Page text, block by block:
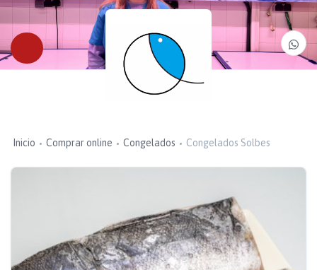
Inicio Comprar online Congelados Congelados Solbes